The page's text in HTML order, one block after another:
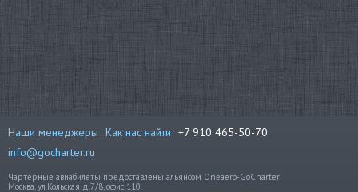
Наши менеджеры Как нас найти +7 910 465-50-70
info@gocharter.ru
Чартерные авиабилеты предоставлены альянсом Oneaero-GoCharter
Москва, ул.Кольская д.7/8, офис 110.